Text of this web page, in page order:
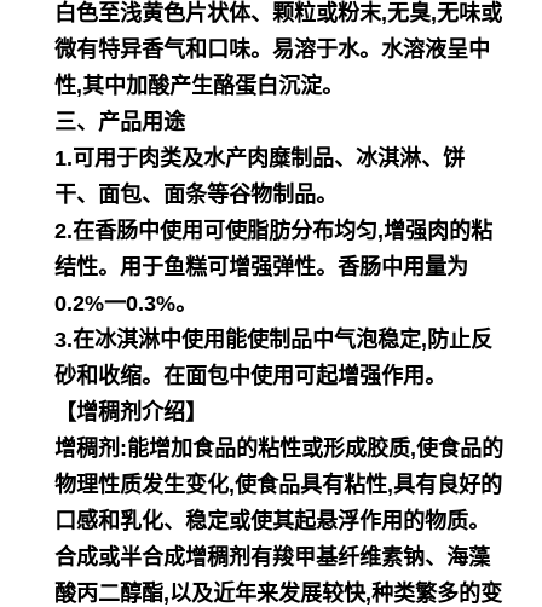
白色至浅黄色片状体、颗粒或粉末,无臭,无味或
微有特异香气和口味。易溶于水。水溶液呈中
性,其中加酸产生酪蛋白沉淀。
三、产品用途
1.可用于肉类及水产肉糜制品、冰淇淋、饼
干、面包、面条等谷物制品。
2.在香肠中使用可使脂肪分布均匀,增强肉的粘
结性。用于鱼糕可增强弹性。香肠中用量为
0.2%一0.3%。
3.在冰淇淋中使用能使制品中气泡稳定,防止反
砂和收缩。在面包中使用可起增强作用。
【增稠剂介绍】
增稠剂:能增加食品的粘性或形成胶质,使食品的
物理性质发生变化,使食品具有粘性,具有良好的
口感和乳化、稳定或使其起悬浮作用的物质。
合成或半合成增稠剂有羧甲基纤维素钠、海藻
酸丙二醇酯,以及近年来发展较快,种类繁多的变